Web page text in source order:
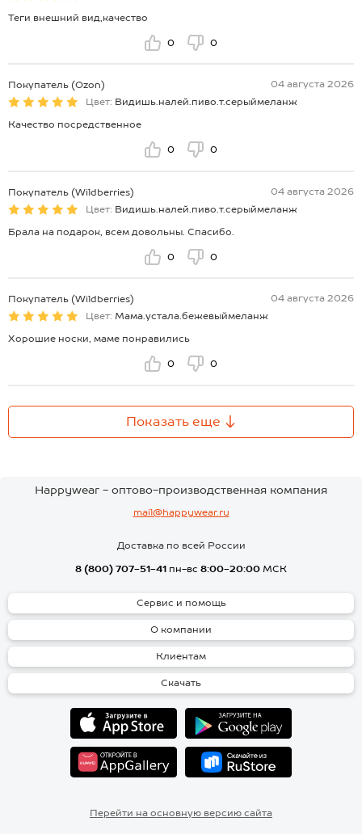
Теги внешний вид,качество
0 0
Покупатель (Ozon)
04 августа 2026
Цвет: Видишь.налей.пиво.т.серыймеланж
Качество посредственное
0 0
Покупатель (Wildberries)
04 августа 2026
Цвет: Видишь.налей.пиво.т.серыймеланж
Брала на подарок, всем довольны. Спасибо.
0 0
Покупатель (Wildberries)
04 августа 2026
Цвет: Мама.устала.бежевыймеланж
Хорошие носки, маме понравились
0 0
Показать еще
Happywear - оптово-производственная компания
mail@happywear.ru
Доставка по всей России
8 (800) 707-51-41 пн-вс 8:00-20:00 МСК
Сервис и помощь
О компании
Клиентам
Скачать
Перейти на основную версию сайта